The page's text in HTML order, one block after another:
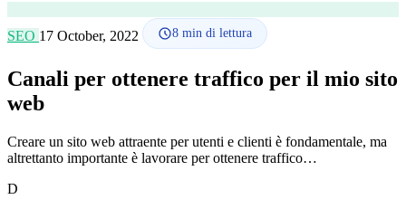
SEO 17 October, 2022 8 min di lettura
Canali per ottenere traffico per il mio sito
web
Creare un sito web attraente per utenti e clienti è fondamentale, ma
altrettanto importante è lavorare per ottenere traffico…
D